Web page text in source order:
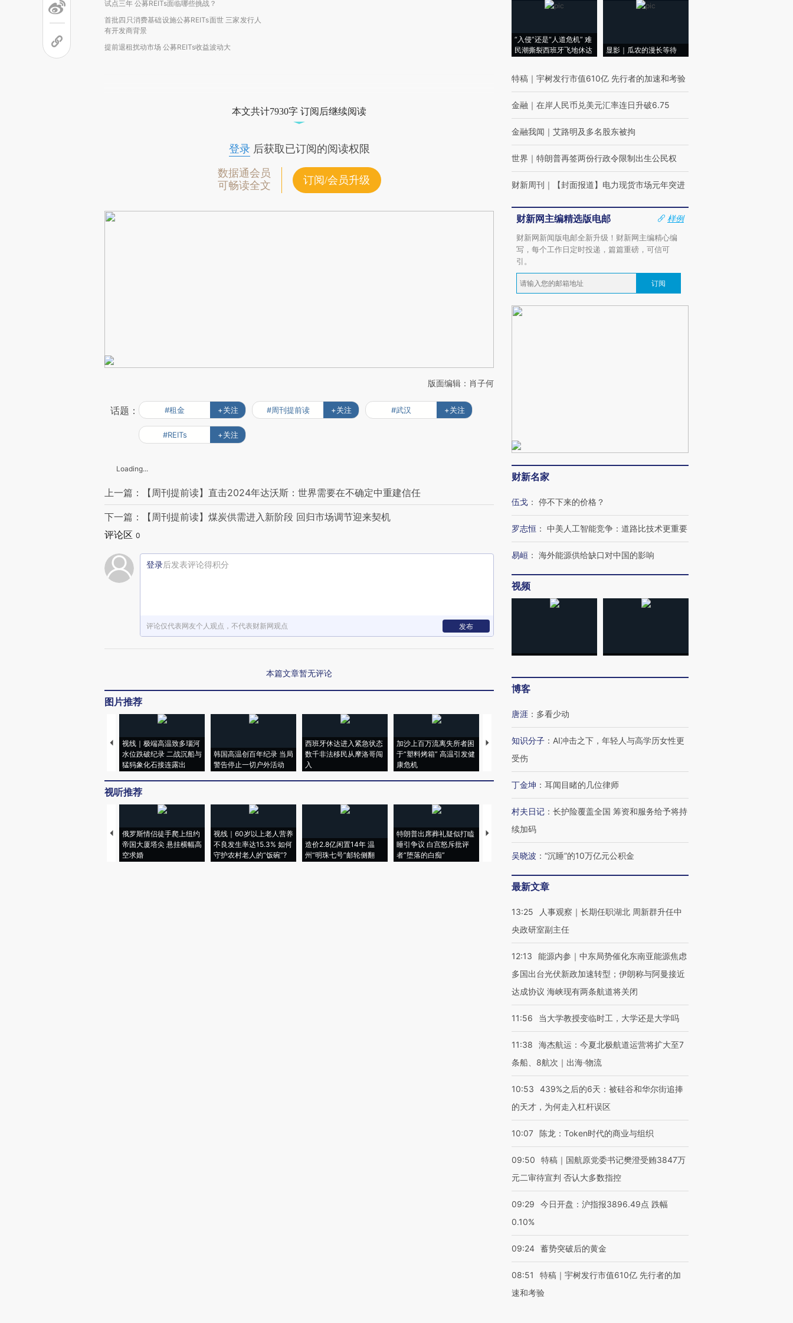
试点三年 公募REITs面临哪些挑战？
首批四只消费基础设施公募REITs面世 三家发行人
有开发商背景
提前退租扰动市场 公募REITs收益波动大
本文共计7930字 订阅后继续阅读
登录后获取已订阅的阅读权限
数据通会员
可畅读全文
订阅/会员升级
版面编辑：肖子何
话题： #租金 +关注 #周刊提前读 +关注 #武汉 +关注
#REITs +关注
Loading...
上一篇：【周刊提前读】直击2024年达沃斯：世界需要在不确定中重建信任
下一篇：【周刊提前读】煤炭供需进入新阶段 回归市场调节迎来契机
评论区 0
登录后发表评论得积分
评论仅代表网友个人观点，不代表财新网观点 发布
本篇文章暂无评论
图片推荐
视线｜极端高温致多瑙河
水位跌破纪录 二战沉船与
猛犸象化石接连露出
韩国高温创百年纪录 当局
警告停止一切户外活动
西班牙休达进入紧急状态
数千非法移民从摩洛哥闯
入
加沙上百万流离失所者困
于“塑料烤箱” 高温引发健
康危机
视线｜HYROX的吸金
术：是什么让中产们甘
心“花钱找虐”？
马航飞行员跨国走私7万
视线｜被称为“蟑螂”的印
视听推荐
俄罗斯情侣徒手爬上纽约
帝国大厦塔尖 悬挂横幅高
空求婚
视线｜60岁以上老人营养
不良发生率达15.3% 如何
守护农村老人的“饭碗”?
造价2.8亿闲置14年 温
州“明珠七号”邮轮侧翻
特朗普出席葬礼疑似打瞌
睡引争议 白宫怒斥批评
者“堕落的白痴”
视线｜全球最热百城独占
97个 印度如何熬过48°C
38岁梅西上演帽子戏法
阿根廷3-0阿尔及利亚
围棋失利的邓煜 两位菲尔
“入侵”还是“人道危机” 难
民潮撕裂西班牙飞地休达
显影｜瓜农的漫长等待
特稿 ｜ 宇树发行市值610亿 先行者的加速和考验
金融 ｜ 在岸人民币兑美元汇率连日升破6.75
金融我闻 ｜ 艾路明及多名股东被拘
世界 ｜ 特朗普再签两份行政令限制出生公民权
财新周刊 ｜ 【封面报道】电力现货市场元年突进
财新网主编精选版电邮
样例
财新网新闻版电邮全新升级！财新网主编精心编
写，每个工作日定时投递，篇篇重磅，可信可
引。
订阅
财新名家
伍戈 ： 停不下来的价格？
罗志恒 ： 中美人工智能竞争：道路比技术更重要
易峘 ： 海外能源供给缺口对中国的影响
视频
博客
唐涯 ： 多看少动
知识分子 ： AI冲击之下，年轻人与高学历女性更
受伤
丁金坤 ： 耳闻目睹的几位律师
村夫日记 ： 长护险覆盖全国 筹资和服务给予将持
续加码
吴晓波 ： “沉睡”的10万亿元公积金
最新文章
13:25
人事观察｜长期任职湖北 周新群升任中
央政研室副主任
12:13
能源内参｜中东局势催化东南亚能源焦虑
多国出台光伏新政加速转型；伊朗称与阿曼接近
达成协议 海峡现有两条航道将关闭
11:56 当大学教授变临时工，大学还是大学吗
11:38
海杰航运：今夏北极航道运营将扩大至7
条船、8航次｜出海·物流
10:53
439%之后的6天：被硅谷和华尔街追捧
的天才，为何走入杠杆误区
10:07 陈龙：Token时代的商业与组织
09:50
特稿｜国航原党委书记樊澄受贿3847万
元二审待宣判 否认大多数指控
09:29
今日开盘：沪指报3896.49点 跌幅
0.10%
09:24 蓄势突破后的黄金
08:51
特稿｜宇树发行市值610亿 先行者的加
速和考验